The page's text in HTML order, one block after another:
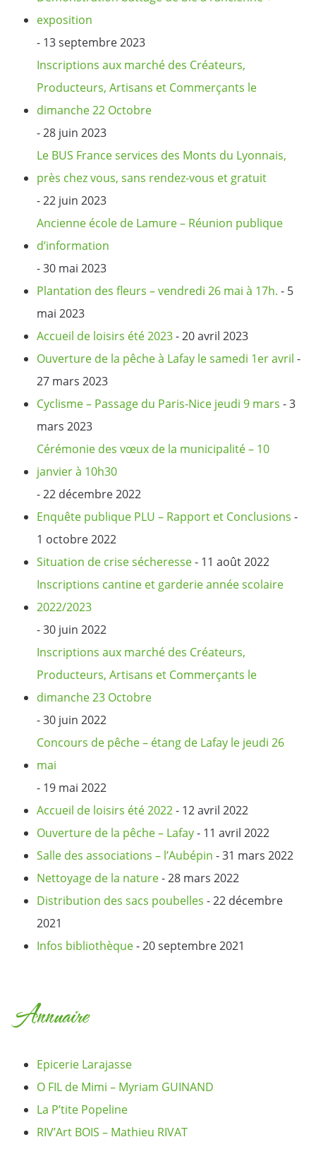
exposition
- 13 septembre 2023
Inscriptions aux marché des Créateurs,
Producteurs, Artisans et Commerçants le
dimanche 22 Octobre
- 28 juin 2023
Le BUS France services des Monts du Lyonnais,
près chez vous, sans rendez-vous et gratuit
- 22 juin 2023
Ancienne école de Lamure – Réunion publique
d’information
- 30 mai 2023
Plantation des fleurs – vendredi 26 mai à 17h. - 5
mai 2023
Accueil de loisirs été 2023- 20 avril 2023
Ouverture de la pêche à Lafay le samedi 1er avril -
27 mars 2023
Cyclisme – Passage du Paris-Nice jeudi 9 mars - 3
mars 2023
Cérémonie des vœux de la municipalité – 10
janvier à 10h30
- 22 décembre 2022
Enquête publique PLU – Rapport et Conclusions -
1 octobre 2022
Situation de crise sécheresse- 11 août 2022
Inscriptions cantine et garderie année scolaire
2022/2023
- 30 juin 2022
Inscriptions aux marché des Créateurs,
Producteurs, Artisans et Commerçants le
dimanche 23 Octobre
- 30 juin 2022
Concours de pêche – étang de Lafay le jeudi 26
mai
- 19 mai 2022
Accueil de loisirs été 2022- 12 avril 2022
Ouverture de la pêche – Lafay- 11 avril 2022
Salle des associations – l’Aubépin - 31 mars 2022
Nettoyage de la nature- 28 mars 2022
Distribution des sacs poubelles - 22 décembre
2021
Infos bibliothèque- 20 septembre 2021
Annuaire
Epicerie Larajasse
O FIL de Mimi – Myriam GUINAND
La P’tite Popeline
RIV’Art BOIS – Mathieu RIVAT